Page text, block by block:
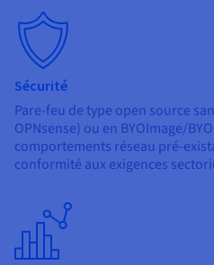
Sécurité
Pare-feu de type open source
OPNsense) ou en BYOImage/
comportements réseau pré-
conformité aux exigences